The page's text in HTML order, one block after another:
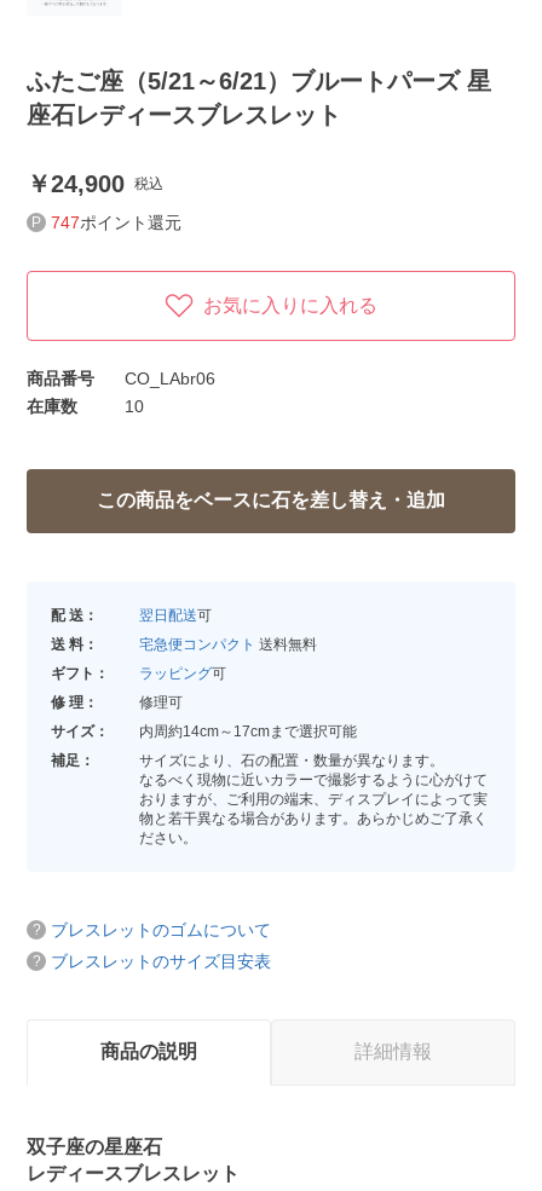
ふたご座（5/21～6/21）ブルートパーズ 星
座石レディースブレスレット
24,900 税込
747ポイント還元
お気に入りに入れる
商品番号
CO_LAbr06
在庫数
10
配 送： 翌日配送可
送 料：
宅急便コンパクト 送料無料
ギフト：
ラッピング可
修 理：
修理可
サイズ：
内周約14cm～17cmまで選択可能
補足：
サイズにより、石の配置・数量が異なります。
なるべく現物に近いカラーで撮影するように心がけて
おりますが、ご利用の端末、ディスプレイによって実
物と若干異なる場合があります。あらかじめご了承く
ださい。
ブレスレットのゴムについて
ブレスレットのサイズ目安表
商品の説明 詳細情報
双子座の星座石
レディースブレスレット